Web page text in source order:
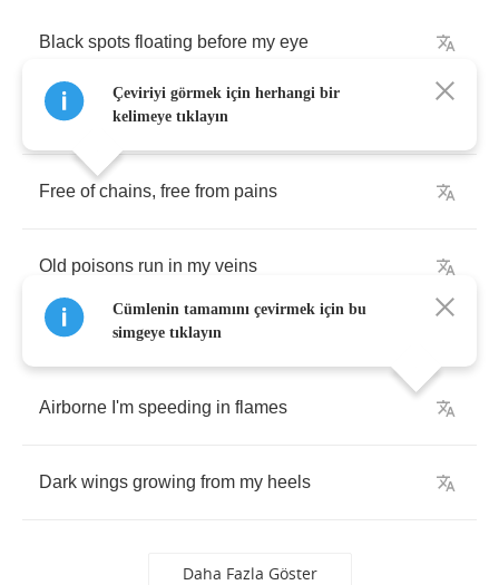
Black spots floating before my eye
Solar wind shouting from
Free of chains, free from pains
Old poisons run in my veins
Airborne I'm speeding in flames
Dark wings growing from my heels
Daha Fazla Göster
Çeviriyi görmek için herhangi bir
kelimeye tıklayın
Cümlenin tamamını çevirmek için bu
simgeye tıklayın